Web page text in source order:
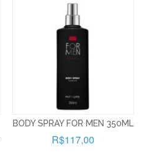
BODY SPRAY FOR MEN 350ML
R$117,00